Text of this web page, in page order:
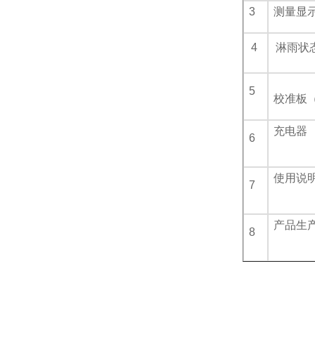
3 测量显
4 淋雨状
5
校准板
6
充电器
7
使用说
8
产品生